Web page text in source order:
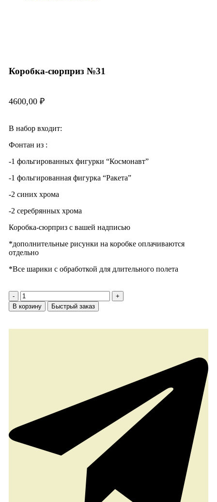
Коробка-сюрприз №31
4600,00 ₽
В набор входит:
Фонтан из :
-1 фольгированных фигурки “Космонавт”
-1 фольгированная фигурка “Ракета”
-2 синих хрома
-2 серебрянных хрома
Коробка-сюрприз с вашей надписью
*дополнительные рисунки на коробке оплачиваются
отдельно
*Все шарики с обработкой для длительного полета
В корзину Быстрый заказ